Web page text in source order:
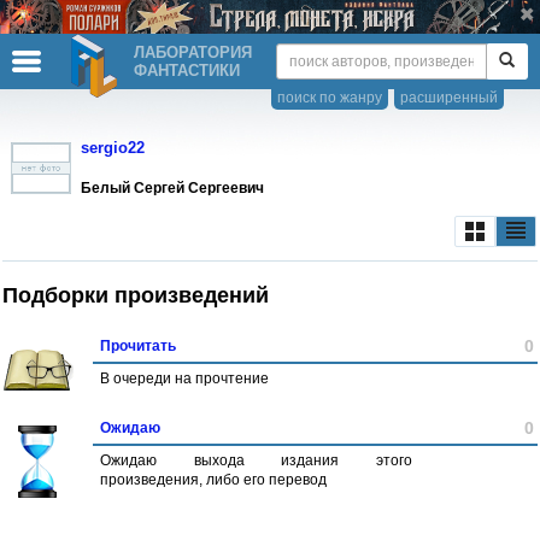
ЛАБОРАТОРИЯ
ФАНТАСТИКИ
расширенный
поиск по жанру
sergio22
Белый Сергей Сергеевич
Подборки произведений
Прочитать 0
В очереди на прочтение
Ожидаю 0
Ожидаю выхода издания этого
произведения, либо его перевод